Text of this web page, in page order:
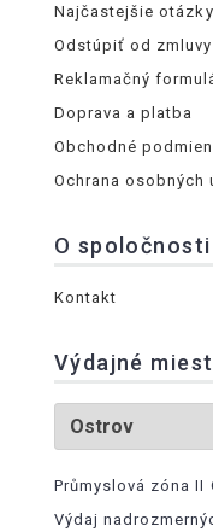
Najčastejšie
Odstúpiť od zmluvy
Reklamačný
Doprava a platba
Obchodné
Ochrana osobných
O spoločnosti
Kontakt
Výdajné
Průmyslová zóna II
Výdaj